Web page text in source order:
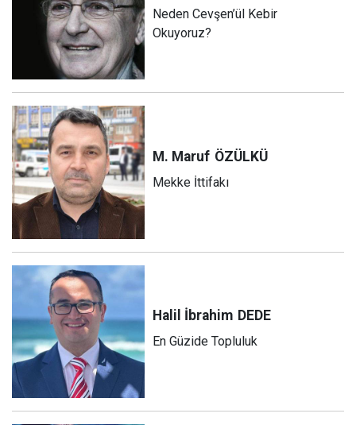
Neden Cevşen’ül Kebir
Okuyoruz?
M. Maruf ÖZÜLKÜ
Mekke İttifakı
Halil İbrahim DEDE
En Güzide Topluluk